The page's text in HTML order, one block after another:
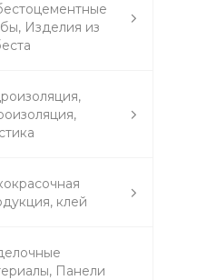
Изделия из
клей
Панели